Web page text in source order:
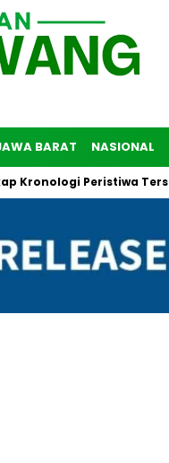
BARAT NASIONAL
Peristiwa Tersebut